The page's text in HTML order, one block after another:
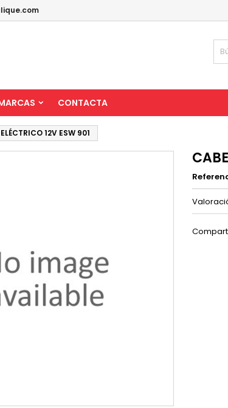
CONTACTA
12V ESW 901